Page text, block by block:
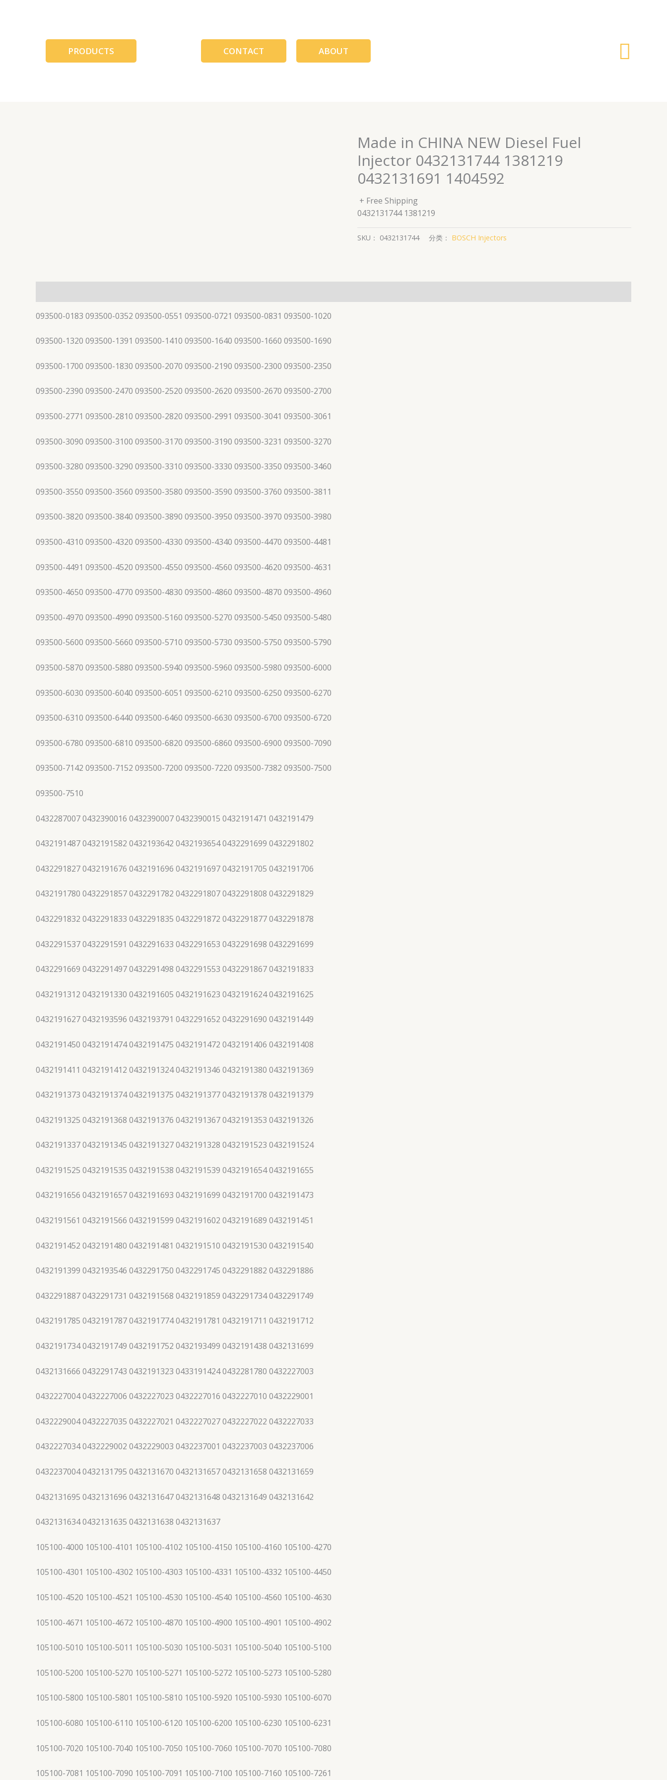
PRODUCTS CONTACT ABOUT
搜
Made in CHINA NEW Diesel Fuel
Injector 0432131744 1381219
0432131691 1404592
+ Free Shipping
0432131744 1381219
SKU： 0432131744 分类： BOSCH Injectors
093500-0183 093500-0352 093500-0551 093500-0721 093500-0831 093500-1020
093500-1320 093500-1391 093500-1410 093500-1640 093500-1660 093500-1690
093500-1700 093500-1830 093500-2070 093500-2190 093500-2300 093500-2350
093500-2390 093500-2470 093500-2520 093500-2620 093500-2670 093500-2700
093500-2771 093500-2810 093500-2820 093500-2991 093500-3041 093500-3061
093500-3090 093500-3100 093500-3170 093500-3190 093500-3231 093500-3270
093500-3280 093500-3290 093500-3310 093500-3330 093500-3350 093500-3460
093500-3550 093500-3560 093500-3580 093500-3590 093500-3760 093500-3811
093500-3820 093500-3840 093500-3890 093500-3950 093500-3970 093500-3980
093500-4310 093500-4320 093500-4330 093500-4340 093500-4470 093500-4481
093500-4491 093500-4520 093500-4550 093500-4560 093500-4620 093500-4631
093500-4650 093500-4770 093500-4830 093500-4860 093500-4870 093500-4960
093500-4970 093500-4990 093500-5160 093500-5270 093500-5450 093500-5480
093500-5600 093500-5660 093500-5710 093500-5730 093500-5750 093500-5790
093500-5870 093500-5880 093500-5940 093500-5960 093500-5980 093500-6000
093500-6030 093500-6040 093500-6051 093500-6210 093500-6250 093500-6270
093500-6310 093500-6440 093500-6460 093500-6630 093500-6700 093500-6720
093500-6780 093500-6810 093500-6820 093500-6860 093500-6900 093500-7090
093500-7142 093500-7152 093500-7200 093500-7220 093500-7382 093500-7500
093500-7510
0432287007 0432390016 0432390007 0432390015 0432191471 0432191479
0432191487 0432191582 0432193642 0432193654 0432291699 0432291802
0432291827 0432191676 0432191696 0432191697 0432191705 0432191706
0432191780 0432291857 0432291782 0432291807 0432291808 0432291829
0432291832 0432291833 0432291835 0432291872 0432291877 0432291878
0432291537 0432291591 0432291633 0432291653 0432291698 0432291699
0432291669 0432291497 0432291498 0432291553 0432291867 0432191833
0432191312 0432191330 0432191605 0432191623 0432191624 0432191625
0432191627 0432193596 0432193791 0432291652 0432291690 0432191449
0432191450 0432191474 0432191475 0432191472 0432191406 0432191408
0432191411 0432191412 0432191324 0432191346 0432191380 0432191369
0432191373 0432191374 0432191375 0432191377 0432191378 0432191379
0432191325 0432191368 0432191376 0432191367 0432191353 0432191326
0432191337 0432191345 0432191327 0432191328 0432191523 0432191524
0432191525 0432191535 0432191538 0432191539 0432191654 0432191655
0432191656 0432191657 0432191693 0432191699 0432191700 0432191473
0432191561 0432191566 0432191599 0432191602 0432191689 0432191451
0432191452 0432191480 0432191481 0432191510 0432191530 0432191540
0432191399 0432193546 0432291750 0432291745 0432291882 0432291886
0432291887 0432291731 0432191568 0432191859 0432291734 0432291749
0432191785 0432191787 0432191774 0432191781 0432191711 0432191712
0432191734 0432191749 0432191752 0432193499 0432191438 0432131699
0432131666 0432291743 0432191323 0433191424 0432281780 0432227003
0432227004 0432227006 0432227023 0432227016 0432227010 0432229001
0432229004 0432227035 0432227021 0432227027 0432227022 0432227033
0432227034 0432229002 0432229003 0432237001 0432237003 0432237006
0432237004 0432131795 0432131670 0432131657 0432131658 0432131659
0432131695 0432131696 0432131647 0432131648 0432131649 0432131642
0432131634 0432131635 0432131638 0432131637
105100-4000 105100-4101 105100-4102 105100-4150 105100-4160 105100-4270
105100-4301 105100-4302 105100-4303 105100-4331 105100-4332 105100-4450
105100-4520 105100-4521 105100-4530 105100-4540 105100-4560 105100-4630
105100-4671 105100-4672 105100-4870 105100-4900 105100-4901 105100-4902
105100-5010 105100-5011 105100-5030 105100-5031 105100-5040 105100-5100
105100-5200 105100-5270 105100-5271 105100-5272 105100-5273 105100-5280
105100-5800 105100-5801 105100-5810 105100-5920 105100-5930 105100-6070
105100-6080 105100-6110 105100-6120 105100-6200 105100-6230 105100-6231
105100-7020 105100-7040 105100-7050 105100-7060 105100-7070 105100-7080
105100-7081 105100-7090 105100-7091 105100-7100 105100-7160 105100-7261